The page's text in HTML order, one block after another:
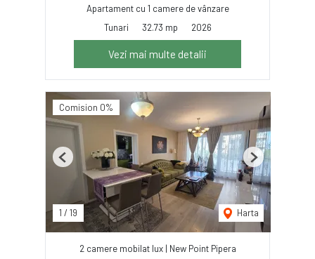
Apartament cu 1 camere de vânzare
Tunari
32.73 mp 2026
Vezi mai multe detalii
Comision 0%
1 / 19 Harta
Previous Next
2 camere mobilat lux | New Point Pipera